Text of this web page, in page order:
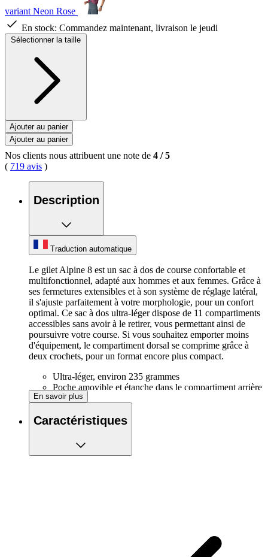
variant Neon Rose
En stock: Commandez maintenant, livraison le jeudi
Sélectionner la taille
Ajouter au panier
Ajouter au panier
Nos clients nous attribuent une note de 4 /5
( 719 avis )
Description
Traduction automatique
Le gilet Alpine 8 est un sac à dos de course confortable et
multifonctionnel, adapté aux hommes et aux femmes. Grâce à
ses fermetures extensibles et à son système de réglage latéral,
il s'ajuste parfaitement à votre morphologie, pour un confort
optimal. Ce sac à dos ultra-léger dispose de 11 compartiments
accessibles sans avoir à le retirer, vous permettant ainsi de
poursuivre votre course. Si vous souhaitez emporter moins
d'équipement, le compartiment dorsal se comprime grâce à
deux crochets, pour un format encore plus compact.
Ultra-léger, environ 235 grammes
Poche amovible et étanche dans le compartiment arrière
pour votre téléphone
1 poche zippée sur l'épaule
4 poches ouvertes à l'avant, dont 2 pour bouteilles
1 poche avant zippée
2 poches ouvertes sur les côtés
En savoir plus
Caractéristiques